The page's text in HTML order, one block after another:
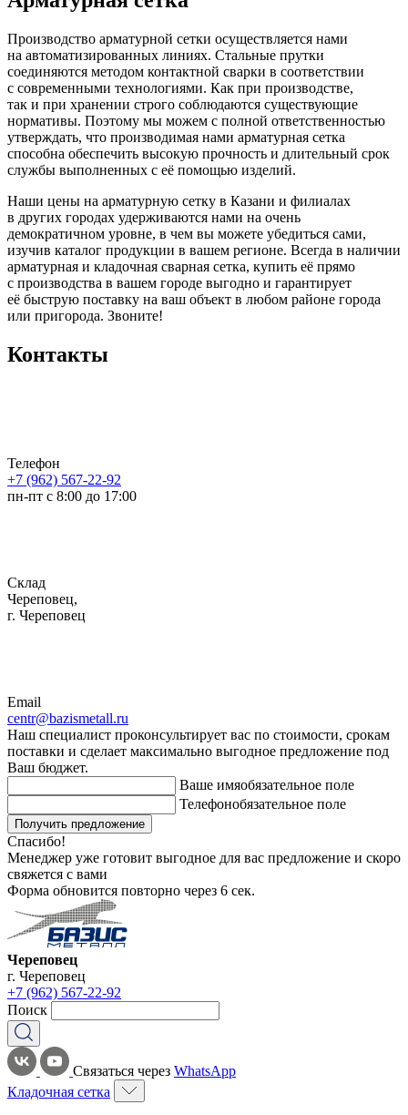
Производство арматурной сетки осуществляется нами
на автоматизированных линиях. Стальные прутки
соединяются методом контактной сварки в соответствии
с современными технологиями. Как при производстве,
так и при хранении строго соблюдаются существующие
нормативы. Поэтому мы можем с полной ответственностью
утверждать, что производимая нами арматурная сетка
способна обеспечить высокую прочность и длительный срок
службы выполненных с её помощью изделий.
Наши цены на арматурную сетку в Казани и филиалах
в других городах удерживаются нами на очень
демократичном уровне, в чем вы можете убедиться сами,
изучив каталог продукции в вашем регионе. Всегда в наличии
арматурная и кладочная сварная сетка, купить её прямо
с производства в вашем городе выгодно и гарантирует
её быструю поставку на ваш объект в любом районе города
или пригорода. Звоните!
Контакты
Телефон
+7 (962) 567-22-92
пн-пт с 8:00 до 17:00
Склад
Череповец,
г. Череповец
Email
centr@bazismetall.ru
Наш специалист проконсультирует вас по стоимости, срокам
поставки и сделает максимально выгодное предложение под
Ваш бюджет.
Ваше имяобязательное поле
Телефонобязательное поле
Получить предложение
Спасибо!
Менеджер уже готовит выгодное для вас предложение и скоро
свяжется с вами
Форма обновится повторно через 6 сек.
Череповец
г. Череповец
+7 (962) 567-22-92
Поиск
Связаться через WhatsApp
Кладочная сетка